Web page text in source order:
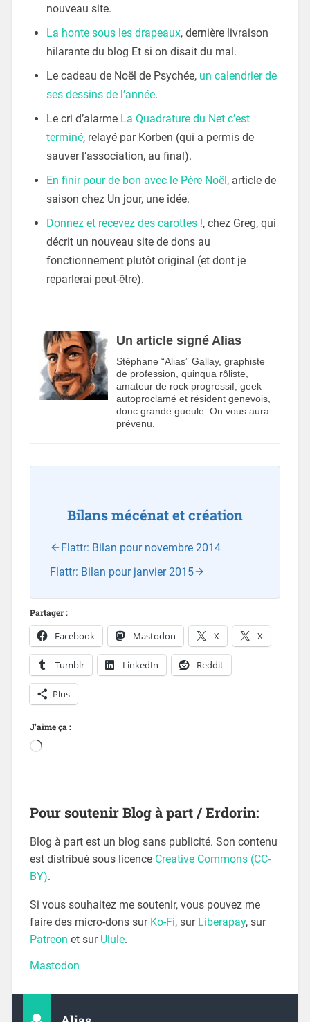
nouveau site.
La honte sous les drapeaux, dernière livraison
hilarante du blog Et si on disait du mal.
Le cadeau de Noël de Psychée, un calendrier de
ses dessins de l’année.
Le cri d’alarme La Quadrature du Net c’est
terminé, relayé par Korben (qui a permis de
sauver l’association, au final).
En finir pour de bon avec le Père Noël, article de
saison chez Un jour, une idée.
Donnez et recevez des carottes !, chez Greg, qui
décrit un nouveau site de dons au
fonctionnement plutôt original (et dont je
reparlerai peut-être).
Un article signé Alias
Stéphane “Alias” Gallay, graphiste
de profession, quinqua rôliste,
amateur de rock progressif, geek
autoproclamé et résident genevois,
donc grande gueule. On vous aura
prévenu.
Bilans mécénat et création
Flattr: Bilan pour novembre 2014
Flattr: Bilan pour janvier 2015
Partager :
Facebook Mastodon X X
Tumblr LinkedIn Reddit
Plus
J’aime ça :
Pour soutenir Blog à part / Erdorin:
Blog à part est un blog sans publicité. Son contenu
est distribué sous licence Creative Commons (CC-
BY).
Si vous souhaitez me soutenir, vous pouvez me
faire des micro-dons sur Ko-Fi, sur Liberapay, sur
Patreon et sur Ulule.
Mastodon